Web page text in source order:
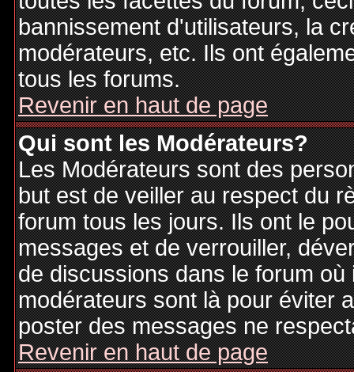
bannissement d'utilisateurs, la
modérateurs, etc. Ils ont
tous les forums.
Revenir en haut de page
Qui sont les Modérateurs?
Les Modérateurs sont des
but est de veiller au respect du
forum tous les jours. Ils ont le
messages et de verrouiller,
de discussions dans le forum
modérateurs sont là pour éviter
poster des messages ne
Revenir en haut de page